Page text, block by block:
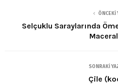
ÖNCEKI
Selçuklu Saraylarında
SONRAKI
Çile